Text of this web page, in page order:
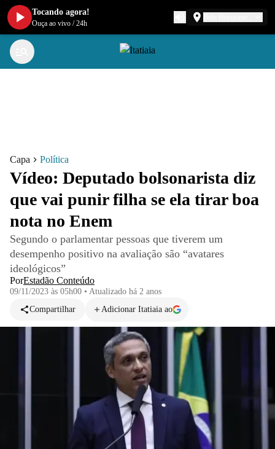
Capa Política
Vídeo: Deputado bolsonarista diz
que vai punir filha se ela tirar boa
nota no Enem
Segundo o parlamentar pessoas que tiverem um
desempenho positivo na avaliação são “avatares
ideológicos”
PorEstadão Conteúdo
09/11/2023 às 05h00 • Atualizado há 2 anos
Compartilhar
Adicionar Itatiaia ao
Tocando agora!
Ouça ao vivo /24h